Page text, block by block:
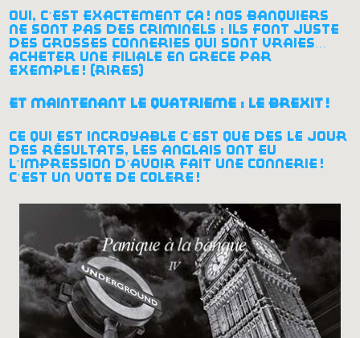
oui, c’est exactement ça ! nos banquiers
ne sont pas des criminels : ils font juste
des grosses conneries qui sont vraies…
acheter une filiale en grèce par
exemple ! (rires)
et maintenant le quatrième : le brexit !
ce qui est incroyable c’est que dès le jour
des résultats, les anglais ont eu
l’impression d’avoir fait une connerie !
c’est un vote de colère !